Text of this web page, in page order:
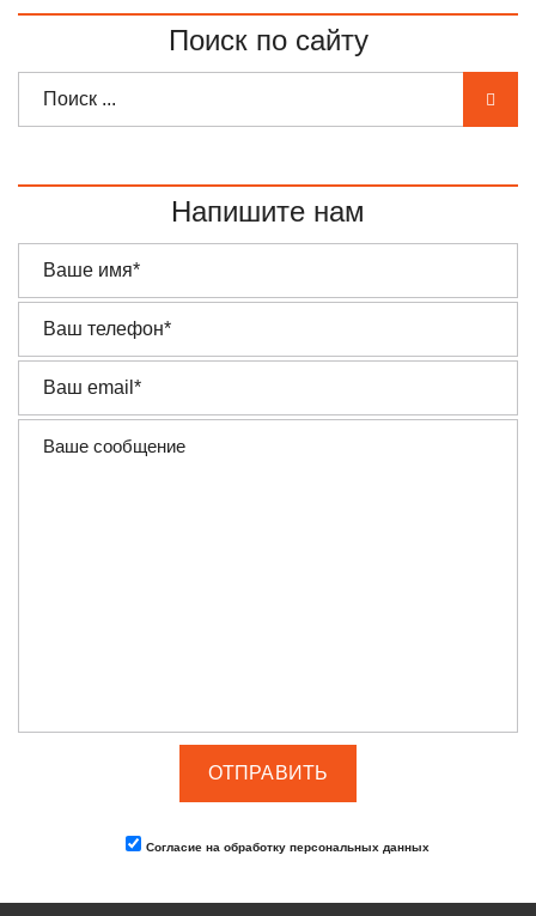
Поиск по сайту
Напишите нам
Согласие на обработку персональных данных